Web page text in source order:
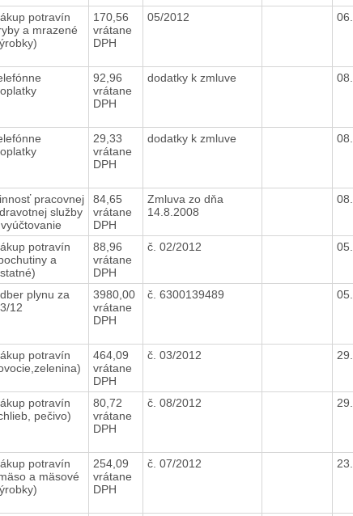
potravín
a mrazené
170,56
vrátane
DPH
05/2012
92,96
vrátane
DPH
dodatky k zmluve
29,33
vrátane
DPH
dodatky k zmluve
pracovnej
služby
84,65
vrátane
DPH
Zmluva zo dňa
14.8.2008
potravín
a
88,96
vrátane
DPH
č. 02/2012
plynu za
12
3980,00
vrátane
DPH
č. 6300139489
potravín
464,09
vrátane
DPH
č. 03/2012
potravín
pečivo)
80,72
vrátane
DPH
č. 08/2012
potravín
a mäsové
254,09
vrátane
DPH
č. 07/2012